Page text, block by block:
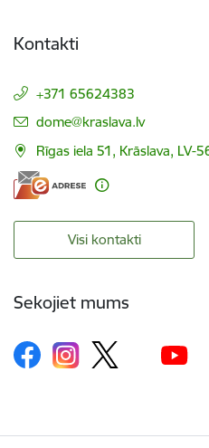
Kontakti
+371 65624383
E-pasts:
dome@kraslava.lv
Rīgas iela 51, Krāslava, LV-
Visi kontakti
Sekojiet mums